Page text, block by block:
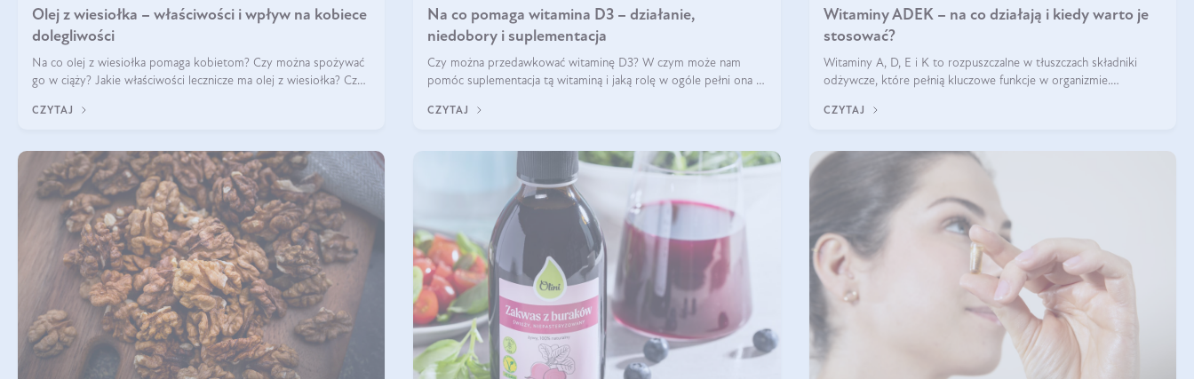
Olej z wiesiołka – właściwości i wpływ na kobiece
dolegliwości
Na co olej z wiesiołka pomaga kobietom? Czy można spożywać
go w ciąży? Jakie właściwości lecznicze ma olej z wiesiołka? Czy
efekty? Jaka jes
CZYTAJ
Na co pomaga witamina D3 – działanie,
niedobory i suplementacja
Czy można przedawkować witaminę D3? W czym może nam
pomóc suplementacja tą witaminą i jaką rolę w ogóle pełni ona w
zalecane jest jesienią i zimą, ale czy wiesz, dlaczego warto to
CZYTAJ
Witaminy ADEK – na co działają i kiedy warto je
stosować?
Witaminy A, D, E i K to rozpuszczalne w tłuszczach składniki
odżywcze, które pełnią kluczowe funkcje w organizmie.
krzepliwość krwi oraz mineralizację kości.
CZYTAJ